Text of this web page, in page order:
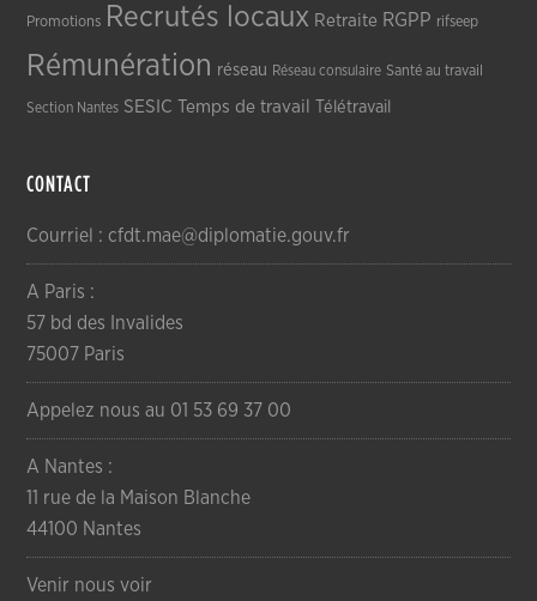
Promotions Recrutés locaux Retraite RGPP rifseep
Rémunération réseau Réseau consulaire Santé au travail
Section Nantes SESIC Temps de travail Télétravail
CONTACT
Courriel : cfdt.mae@diplomatie.gouv.fr
A Paris :
57 bd des Invalides
75007 Paris
Appelez nous au 01 53 69 37 00
A Nantes :
11 rue de la Maison Blanche
44100 Nantes
Venir nous voir